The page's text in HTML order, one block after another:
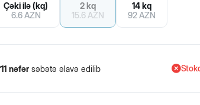
11 nəfər səbətə əlavə edilib
Çəki ilə (kq)
6.6 AZN
2 kq
15.6 AZN
14 kq
92AZN